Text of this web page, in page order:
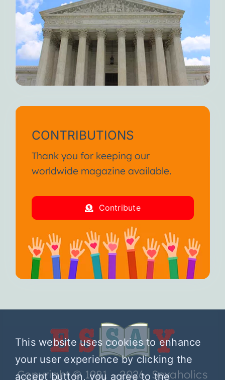
CONTRIBUTIONS
Thank you for keeping our
worldwide magazine available.
Contribute
Copyright © 1981 – 2026 Sexaholics
This website uses cookies to enhance
your user experience by clicking the
accept button, you agree to the